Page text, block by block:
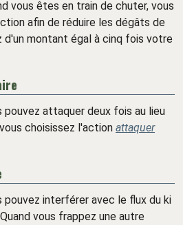
vous êtes en train de chuter, vous
afin de réduire les dégâts de
d'un montant égal à cinq fois votre
pouvez attaquer deux fois au lieu
choisissez l'action attaquer
pouvez interférer avec le flux du ki
vous frappez une autre